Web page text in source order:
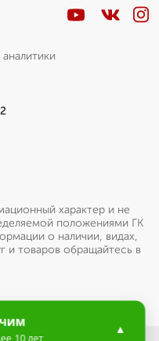
характер и не
положениями ГК
о наличии, видах,
и товаров обращайтесь в
▲